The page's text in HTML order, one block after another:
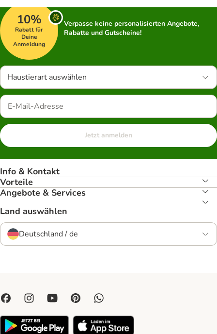
10%
Rabatt für
Deine
Anmeldung
Verpasse keine personalisierten Angebote,
Rabatte und Gutscheine!
Haustierart auswählen
Jetzt anmelden
Info & Kontakt
Vorteile
Angebote & Services
Land auswählen
Deutschland / de